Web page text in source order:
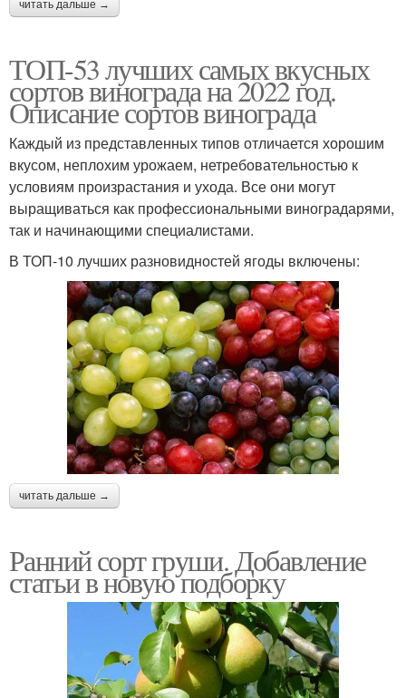
читать дальше →
ТОП-53 лучших самых вкусных
сортов винограда на 2022 год.
Описание сортов винограда
Каждый из представленных типов отличается хорошим
вкусом, неплохим урожаем, нетребовательностью к
условиям произрастания и ухода. Все они могут
выращиваться как профессиональными виноградарями,
так и начинающими специалистами.
В ТОП-10 лучших разновидностей ягоды включены:
читать дальше →
Ранний сорт груши. Добавление
статьи в новую подборку